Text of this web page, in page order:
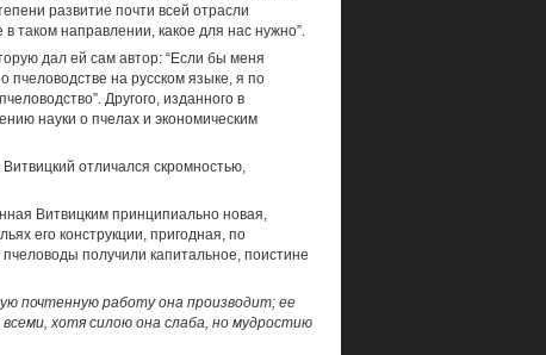
развитие почти всей отрасли
таком направлении, какое для нас нужно”.
дал ей сам автор: “Если бы меня
пчеловодстве на русском языке, я по
Другого, изданного в
науки о пчелах и экономическим
отличался скромностью,
Витвицким принципиально новая,
его конструкции, пригодная, по
получили капитальное, поистине
почтенную работу она производит; ее
хотя силою она слаба, но мудростию